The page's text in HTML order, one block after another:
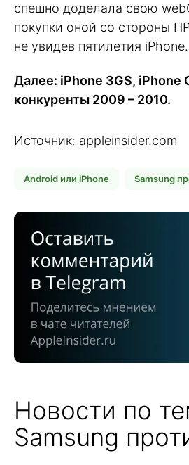
спешно доделала свою
покупки оной со стороны
не увидев пятилетия iPhone.
Далее: iPhone 3GS, iPhone
конкуренты 2009 – 2010.
Источник: appleinsider.com
Android или iPhone Samsung
Новости по
Samsung